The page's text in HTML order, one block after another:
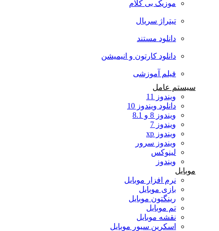
موزیک بی کلام
تیتراژ سریال
دانلود مستند
دانلود کارتون و انیمیشن
فیلم آموزشی
سیستم عامل
ویندوز 11
دانلود ویندوز 10
ویندوز 8 و 8.1
ویندوز 7
ویندوز xp
ویندوز سرور
لینوکس
ویندوز
موبایل
نرم افزار موبایل
بازی موبایل
رینگتون موبایل
تم موبایل
نقشه موبایل
اسکرین سیور موبایل